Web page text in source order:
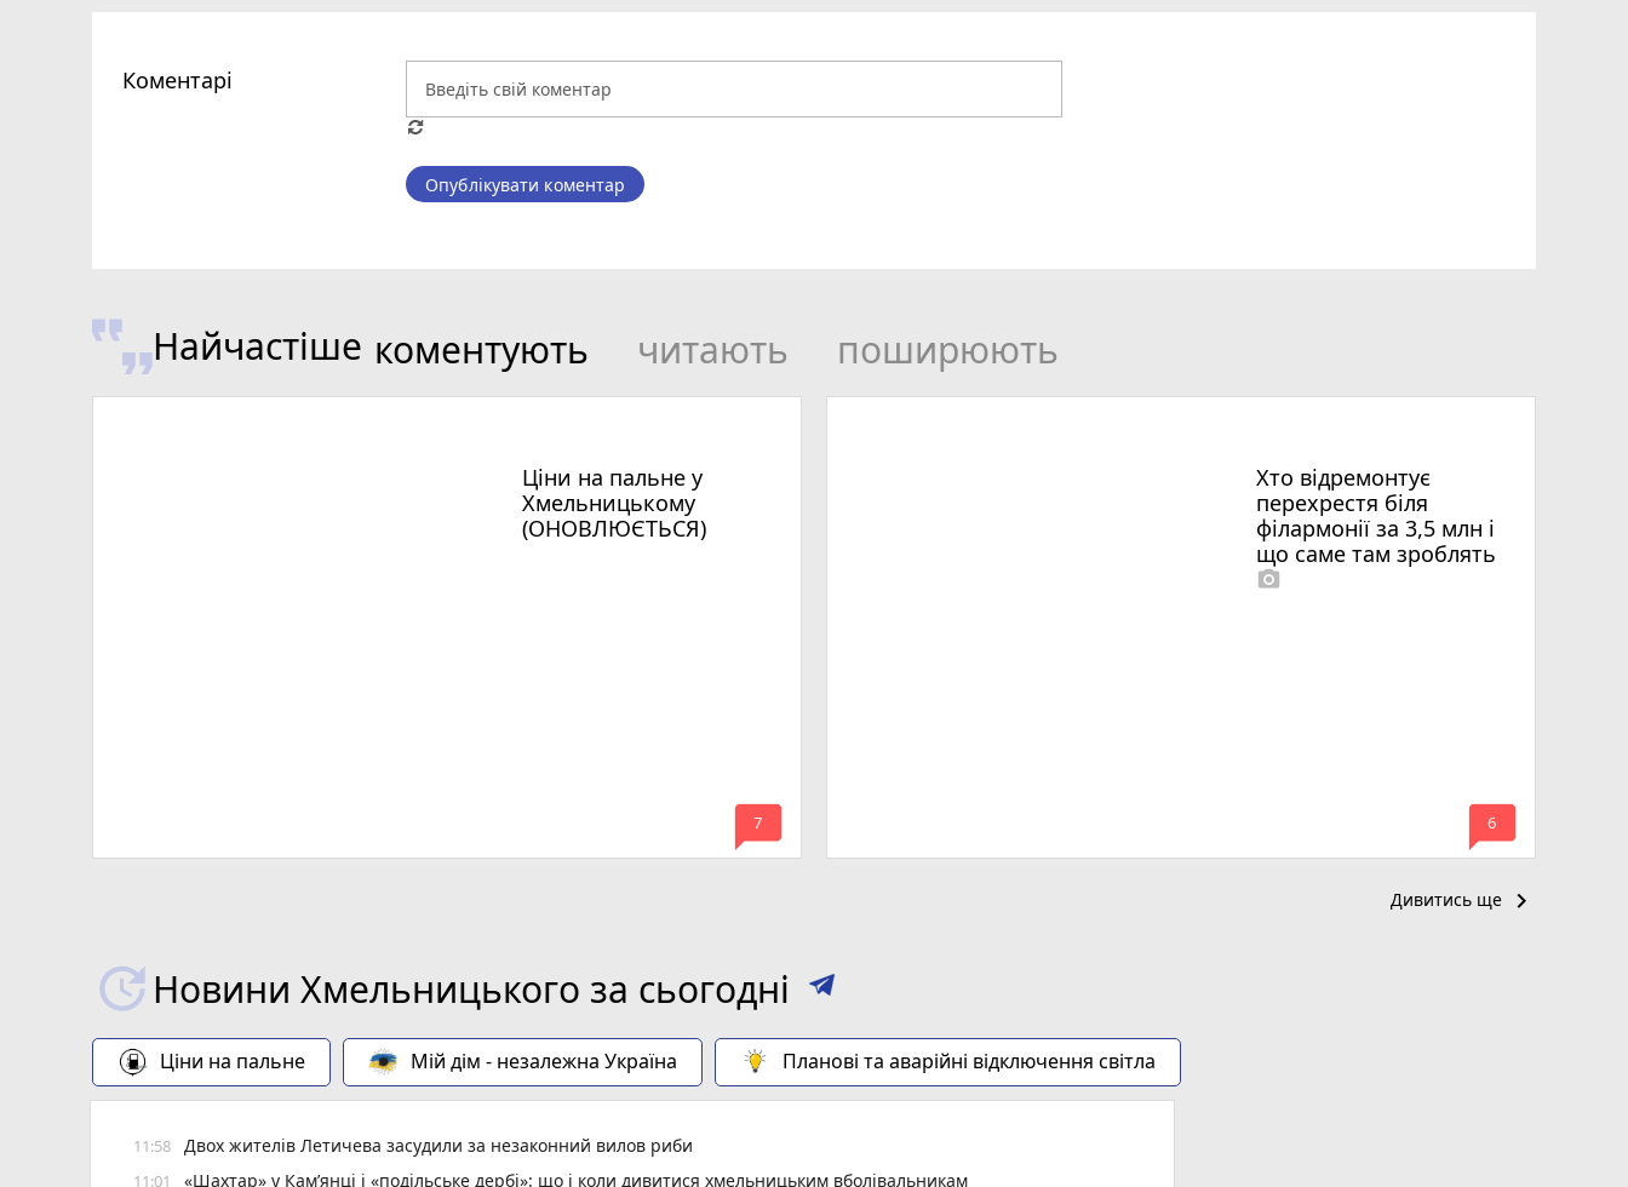
Коментарі
Опублікувати коментар
Найчастіше коментують читають поширюють
Ціни на пальне у
Хмельницькому
(ОНОВЛЮЄТЬСЯ)
mode_comment
7
Хто відремонтує
перехрестя біля
філармонії за 3,5 млн і
що саме там зроблять
photo_camera
mode_comment
6
Дивитись ще keyboard_arrow_right
Новини Хмельницького за сьогодні
Ціни на пальне Мій дім - незалежна Україна Планові та аварійні відключення світла
11:58 Двох жителів Летичева засудили за незаконний вилов риби
11:01 «Шахтар» у Камʼянці і «подільське дербі»: що і коли дивитися хмельницьким вболівальникам